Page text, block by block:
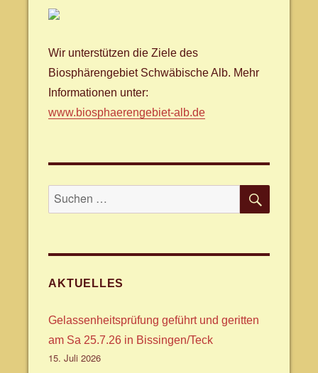
Wir unterstützen die Ziele des
Biosphärengebiet Schwäbische Alb. Mehr
Informationen unter:
www.biosphaerengebiet-alb.de
Suche
nach:
AKTUELLES
Gelassenheitsprüfung geführt und geritten
am Sa 25.7.26 in Bissingen/Teck
15. Juli 2026